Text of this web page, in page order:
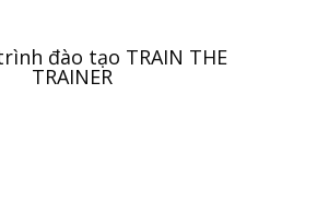
đào tạo TRAIN THE
TRAINER